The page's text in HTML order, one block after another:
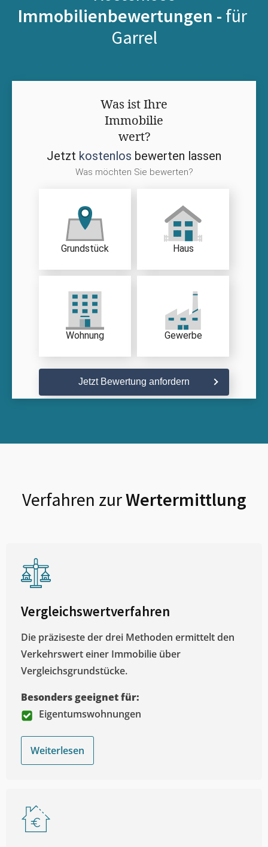
Immobilienbewertungen - für
Garrel
Was ist Ihre
Immobilie
wert?
Jetzt kostenlos bewerten lassen
Was möchten Sie bewerten?
Grundstück Haus
Wohnung Gewerbe
Jetzt Bewertung anfordern
Verfahren zurWertermittlung
Vergleichswertverfahren
Die präziseste der drei Methoden ermittelt den
Verkehrswert einer Immobilie über
Vergleichsgrundstücke.
Besonders geeignet für:
Eigentumswohnungen
Weiterlesen